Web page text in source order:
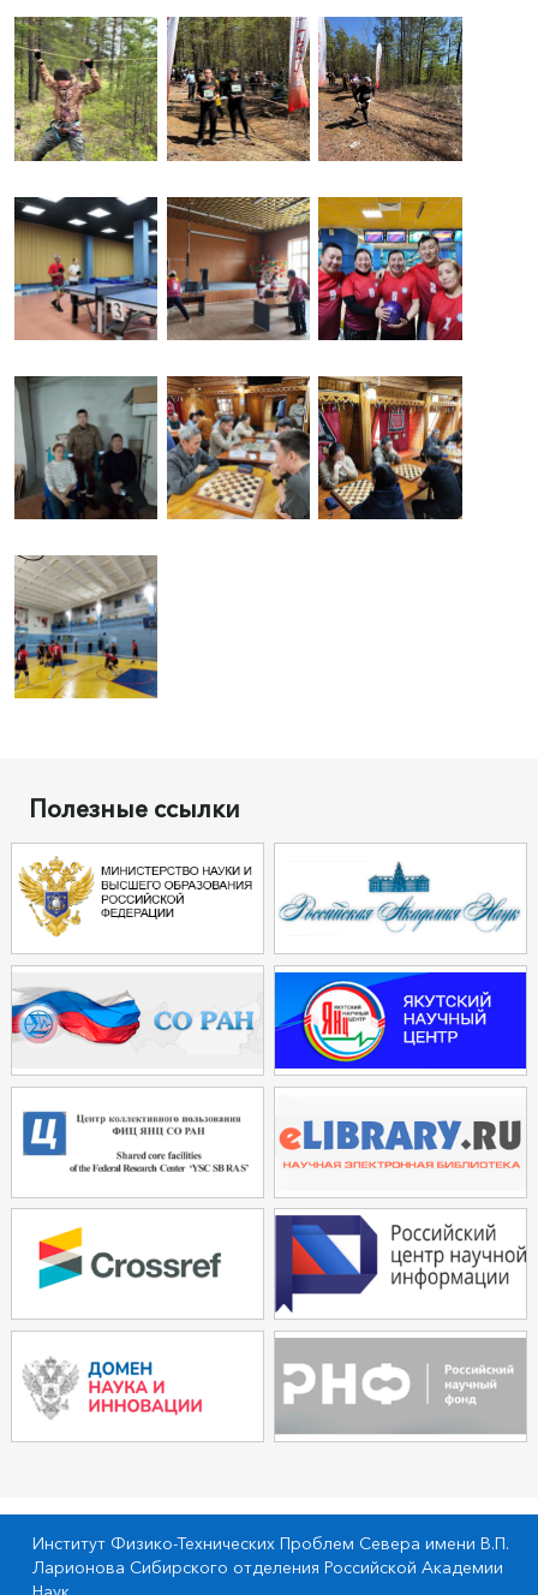
Полезные ссылки
Институт Физико-Технических Проблем Севера имени В.П.
Ларионова Сибирского отделения Российской Академии